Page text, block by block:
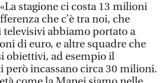
stagione ci costa 13 milioni
che c’è tra noi, che
abbiamo portato a
di euro, e altre squadre che
obiettivi, ad esempio il
però incassano circa 30 milioni.